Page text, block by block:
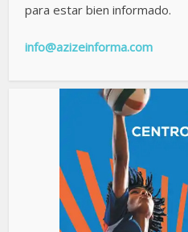
para estar bien informado.
info@azizeinforma.com